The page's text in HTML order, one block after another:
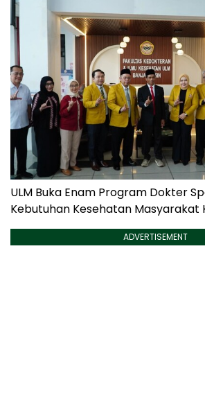
ULM Buka Enam Program Dokter
Kebutuhan Kesehatan Masyarakat
ADVERTISEMENT